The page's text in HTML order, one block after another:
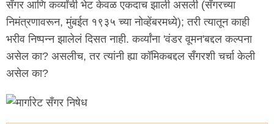
सँगर आणि कर्व्यांची भेट केवळ एकदाच झाली असली (सँगरच्या
निमंत्रणावरून, मुंबईत १९३५ च्या नोव्हेंबरमध्ये); तरी त्यातून काही
भरीव निष्पन्न झालेलं दिसत नाही. कर्व्यांना 'वंडर वूमन'बद्दल कल्पना
असेल का? असलीच, तर त्यांनी ह्या कॉमिकबद्दल सँगरशी चर्चा केली
असेल का?